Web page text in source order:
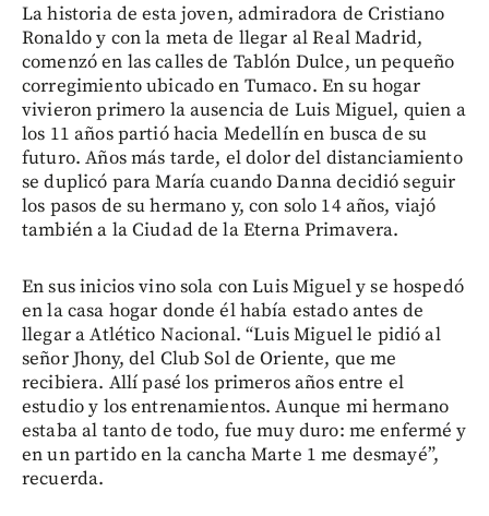
La historia de esta joven, admiradora de Cristiano
Ronaldo y con la meta de llegar al Real Madrid,
comenzó en las calles de Tablón Dulce, un pequeño
corregimiento ubicado en Tumaco. En su hogar
vivieron primero la ausencia de Luis Miguel, quien a
los 11 años partió hacia Medellín en busca de su
futuro. Años más tarde, el dolor del distanciamiento
se duplicó para María cuando Danna decidió seguir
los pasos de su hermano y, con solo 14 años, viajó
también a la Ciudad de la Eterna Primavera.
En sus inicios vino sola con Luis Miguel y se hospedó
en la casa hogar donde él había estado antes de
llegar a Atlético Nacional. “Luis Miguel le pidió al
señor Jhony, del Club Sol de Oriente, que me
recibiera. Allí pasé los primeros años entre el
estudio y los entrenamientos. Aunque mi hermano
estaba al tanto de todo, fue muy duro: me enfermé y
en un partido en la cancha Marte 1 me desmayé”,
recuerda.